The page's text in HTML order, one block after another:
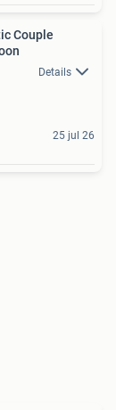
Couple
Details
25 jul 26